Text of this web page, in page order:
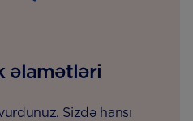
əlamətləri
Sizdə hansı